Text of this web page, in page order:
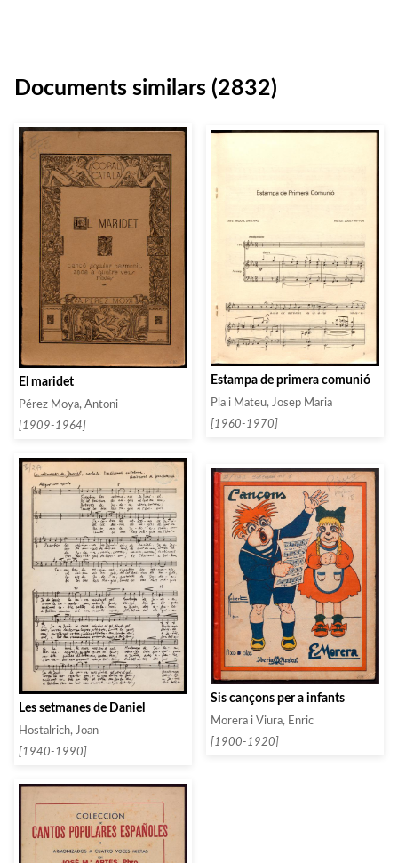
Documents similars (2832)
El maridet
Pérez Moya, Antoni
[1909-1964]
Estampa de primera comunió
Pla i Mateu, Josep Maria
[1960-1970]
Les setmanes de Daniel
Hostalrich, Joan
[1940-1990]
Sis cançons per a infants
Morera i Viura, Enric
[1900-1920]